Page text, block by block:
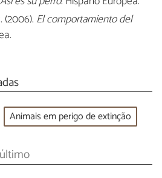
(2006). El comportamiento del
Animais em perigo de extinção